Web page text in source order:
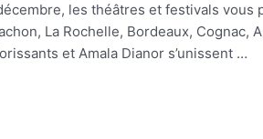
les théâtres et festivals
La Rochelle, Bordeaux,
et Amala Dianor s’unissent …